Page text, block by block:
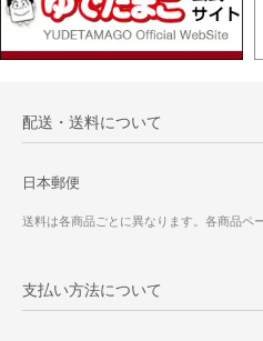
配送・送料について
日本郵便
送料は各商品ごとに異なります。各商品ペ
支払い方法について